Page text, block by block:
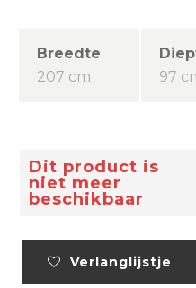
Breedte
207 cm
97
Dit product is
niet meer
beschikbaar
Verlanglijstje